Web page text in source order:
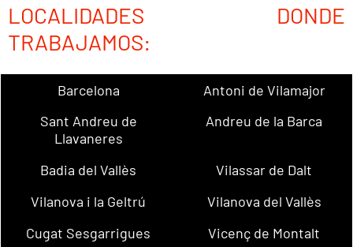
LOCALIDADES DONDE
TRABAJAMOS:
Barcelona
Antoni de Vilamajor
Sant Andreu de
Llavaneres
Andreu de la Barca
Badia del Vallès
Vilassar de Dalt
Vilanova i la Geltrú
Vilanova del Vallès
Cugat Sesgarrigues
Vicenç de Montalt